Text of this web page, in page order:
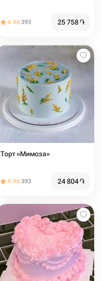
4.96393 25 758֏
Торт «Мимоза»
4.96393 24 804֏